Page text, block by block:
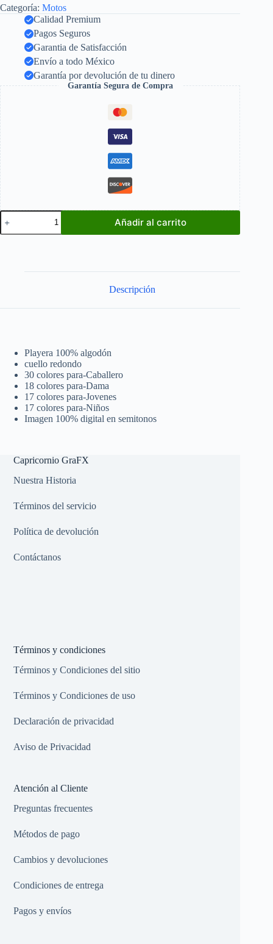
Categoría: Motos
Calidad Premium
Pagos Seguros
Garantia de Satisfacción
Envío a todo México
Garantía por devolución de tu dinero
Garantía Segura de Compra
Ducatti
Pinagale
V4
Añadir al carrito
Descripción
Playera 100% algodón
cuello redondo
30 colores para-Caballero
18 colores para-Dama
17 colores para-Jovenes
17 colores para-Niños
Imagen 100% digital en semitonos
Capricornio GraFX
Nuestra Historia
Términos del servicio
Política de devolución
Contáctanos
Términos y condiciones
Términos y Condiciones del sitio
Términos y Condiciones de uso
Declaración de privacidad
Aviso de Privacidad
Atención al Cliente
Preguntas frecuentes
Métodos de pago
Cambios y devoluciones
Condiciones de entrega
Pagos y envíos